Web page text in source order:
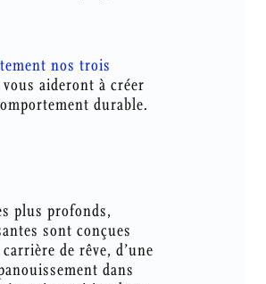
nos trois
aideront à créer
durable.
plus profonds,
sont conçues
de rêve, d’une
dans